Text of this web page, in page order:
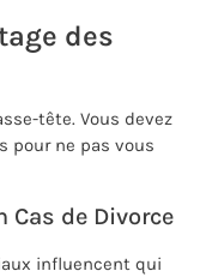
des
tête. Vous devez
pour ne pas vous
Cas de Divorce
influencent qui